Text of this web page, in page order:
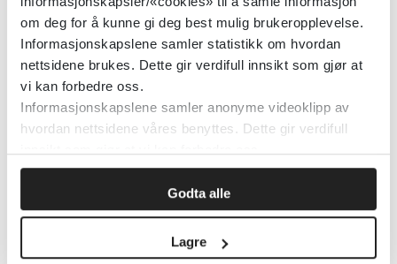
om deg for å kunne gi deg best mulig brukeropplevelse.
Informasjonskapslene samler statistikk om hvordan
nettsidene brukes. Dette gir verdifull innsikt som gjør at
vi kan forbedre oss.
Informasjonskapslene samler anonyme videoklipp av
hvordan nettsidene våres benyttes. Dette gir verdifull
Godta alle
Lagre
Lovdata 2016
Detaljer
Helsenorge.no